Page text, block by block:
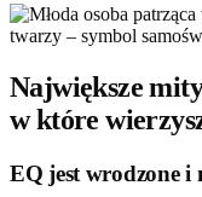
Największe
w które
EQ jest wrodzone